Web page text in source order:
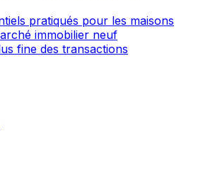
pratiqués pour les maisons
immobilier neuf
fine des transactions